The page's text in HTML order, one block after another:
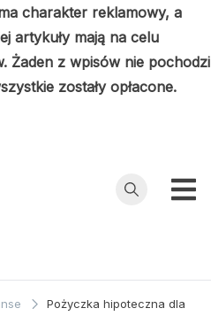
charakter reklamowy, a
artykuły mają na celu
Żaden z wpisów nie pochodzi
zostały opłacone.
Pożyczka hipoteczna dla